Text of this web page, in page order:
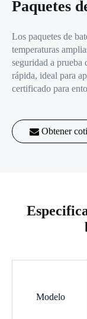
Paquetes
Los paquetes de
temperaturas
seguridad a prueba
rápida, ideal para
certificado para
Obtener
Modelo